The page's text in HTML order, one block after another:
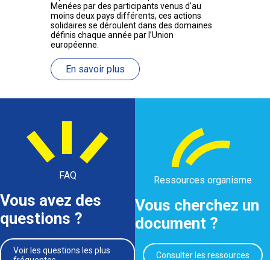
Menées par des participants venus d’au
moins deux pays différents, ces actions
solidaires se déroulent dans des domaines
définis chaque année par l’Union
européenne.
En savoir plus
FAQ
Vous avez des
questions ?
Voir les questions les plus
Ressources organisme
Vous cherchez un
document ?
Consulter les ressources